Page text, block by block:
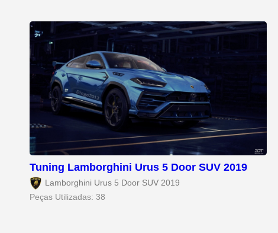
Tuning Lamborghini Urus 5 Door SUV 2019
Lamborghini Urus 5 Door SUV 2019
Peças Utilizadas: 38